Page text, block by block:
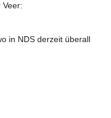
Veer:
in NDS derzeit überall